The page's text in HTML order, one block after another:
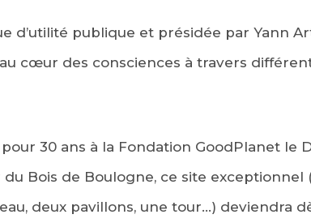
d’utilité publique et présidée par Yann
cœur des consciences à travers
pour 30 ans à la Fondation GoodPlanet le
Bois de Boulogne, ce site exceptionnel
deux pavillons, une tour…) deviendra